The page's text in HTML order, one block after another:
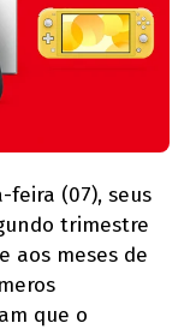
(07), seus
trimestre
aos meses de
que o